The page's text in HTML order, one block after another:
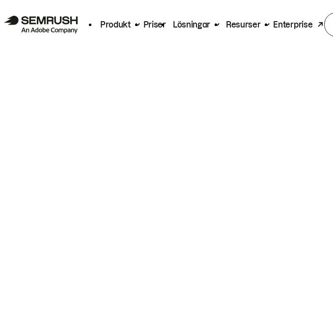
Produkt Priser Lösningar Resurser Enterprise